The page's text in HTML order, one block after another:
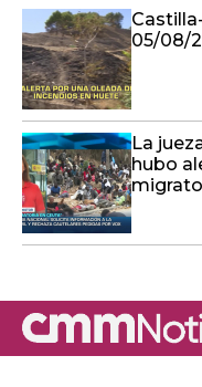
05/08/
La
hubo